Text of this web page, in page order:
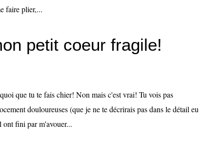
faire plier,...
petit coeur fragile!
que tu te fais chier! Non mais c'est vrai! Tu vois pas
douloureuses (que je ne te décrirais pas dans le détail eu
ont fini par m'avouer...